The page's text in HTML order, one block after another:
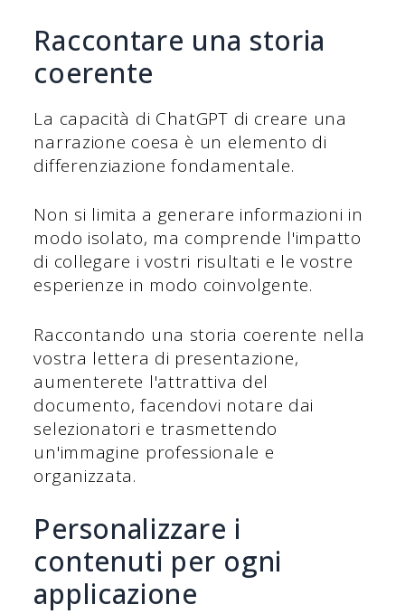
Raccontare una storia
coerente
La capacità di ChatGPT di creare una
narrazione coesa è un elemento di
differenziazione fondamentale.
Non si limita a generare informazioni in
modo isolato, ma comprende l'impatto
di collegare i vostri risultati e le vostre
esperienze in modo coinvolgente.
Raccontando una storia coerente nella
vostra lettera di presentazione,
aumenterete l'attrattiva del
documento, facendovi notare dai
selezionatori e trasmettendo
un'immagine professionale e
organizzata.
Personalizzare i
contenuti per ogni
applicazione